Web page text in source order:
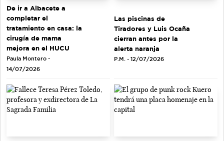
De ir a Albacete a
completar el
tratamiento en casa: la
cirugía de mama
mejora en el HUCU
Paula Montero -
14/07/2026
Las piscinas de
Tiradores y Luis Ocaña
cierran antes por la
alerta naranja
P.M. - 12/07/2026